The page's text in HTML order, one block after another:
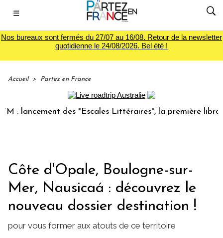
☰
Nos bureaux sont fermés du 27/07 au 16/08. Retour de la newsletter
quotidienne le 24/08/2026. Bel été !
Accueil > Partez en France
des "Escales Littéraires", la première librairie
Côte d'Opale, Boulogne-sur-
Mer, Nausicaá : découvrez le
nouveau dossier destination !
pour vous former aux atouts de ce territoire